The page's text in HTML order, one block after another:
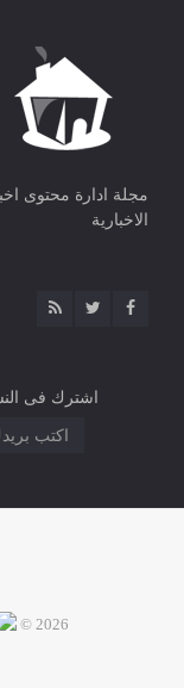
مجلة ادارة محتوى
الاخبارية
اشترك فى
2026 ©